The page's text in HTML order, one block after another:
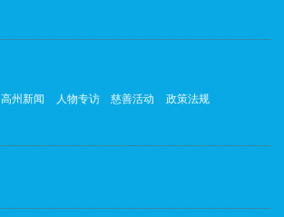
高州新闻 人物专访 慈善活动
政策法规